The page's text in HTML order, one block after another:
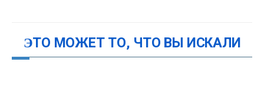
ЭТО МОЖЕТ ТО, ЧТО ВЫ ИСКАЛИ